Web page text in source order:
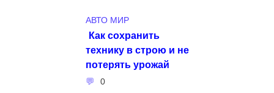
АВТО МИР
Как сохранить
технику в строю и не
потерять урожай
0